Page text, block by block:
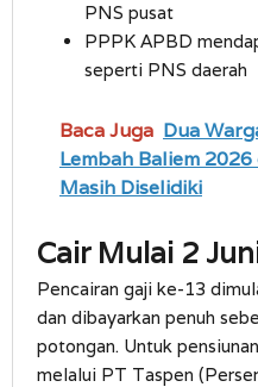
PNS pusat
PPPK APBD
seperti PNS daerah
Baca Juga Dua
Lembah Baliem
Masih Diselidiki
Cair Mulai 2
Pencairan gaji ke-13
dan dibayarkan penuh
potongan. Untuk
melalui PT Taspen